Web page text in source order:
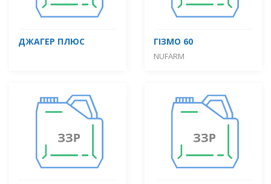
ДЖАГЕР ПЛЮС ГІЗМО 60
NUFARM